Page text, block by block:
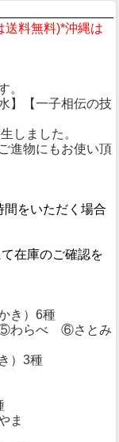
送料無料)*沖縄は
。
】【一子相伝の技
しました。
進物にもお使い頂
をいただく場合
在庫のご確認を
き）6種
らべ ⑥さとみ
）3種
ま